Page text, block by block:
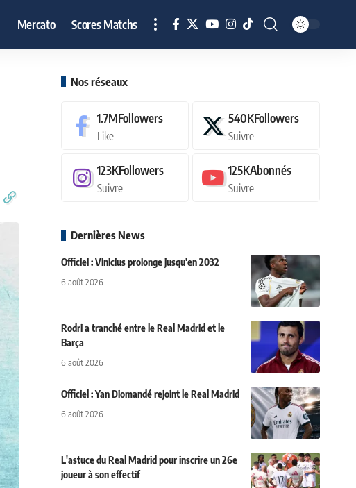
Mercato Scores Matchs
Nos réseaux
1.7MFollowers
Like
540KFollowers
Suivre
123KFollowers
Suivre
125KAbonnés
Suivre
Dernières News
Officiel : Vinicius prolonge jusqu'en 2032
6 août 2026
Rodri a tranché entre le Real Madrid et le
Barça
6 août 2026
Officiel : Yan Diomandé rejoint le Real Madrid
6 août 2026
L'astuce du Real Madrid pour inscrire un 26e
joueur à son effectif